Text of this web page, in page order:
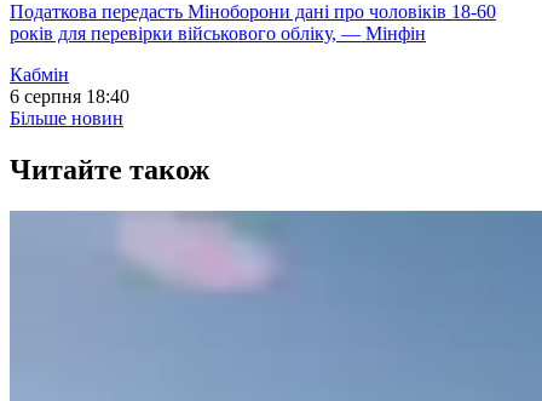
Податкова передасть Міноборони дані про чоловіків 18-60
років для перевірки військового обліку, — Мінфін
Кабмін
6 серпня 18:40
Більше новин
Читайте також